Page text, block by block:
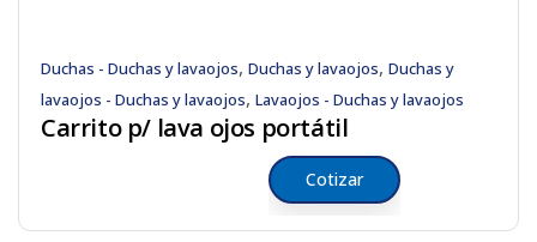
Duchas - Duchas y lavaojos, Duchas y lavaojos, Duchas y
lavaojos - Duchas y lavaojos, Lavaojos - Duchas y lavaojos
Carrito p/ lava ojos portátil
Cotizar